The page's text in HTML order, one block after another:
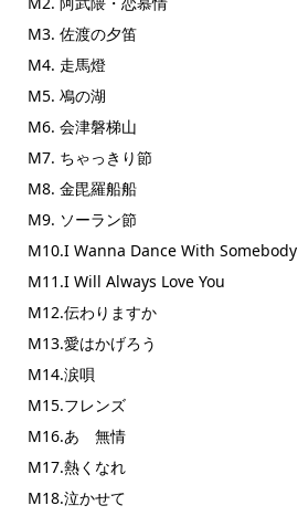
M3. 佐渡の夕笛
M4. 走馬燈
M5. 鳰の湖
M6. 会津磐梯山
M7. ちゃっきり節
M8. 金毘羅船船
M9. ソーラン節
M10.I Wanna Dance With Somebody
M11.I Will Always Love You
M12.伝わりますか
M13.愛はかげろう
M14.涙唄
M15.フレンズ
M16.あゝ無情
M17.熱くなれ
M18.泣かせて